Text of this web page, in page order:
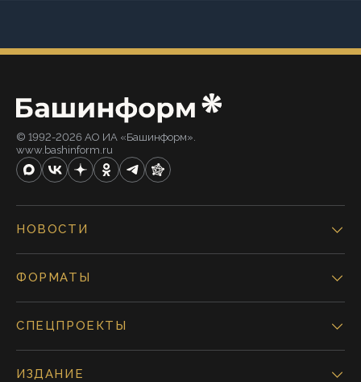
© 1992-2026 АО ИА «Башинформ».
www.bashinform.ru
НОВОСТИ
ФОРМАТЫ
СПЕЦПРОЕКТЫ
ИЗДАНИЕ